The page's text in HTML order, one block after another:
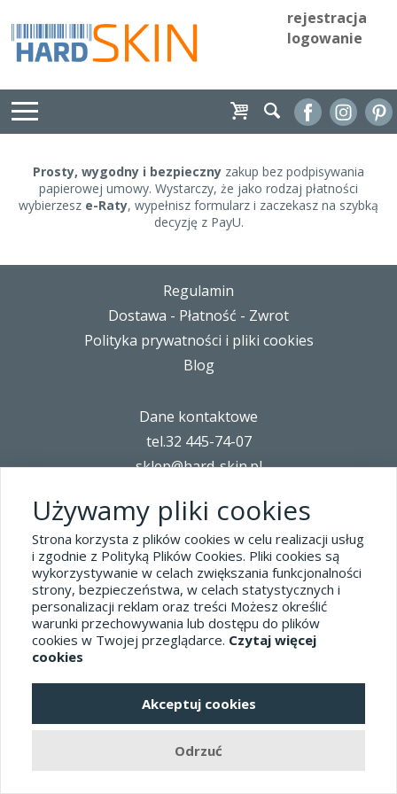
rejestracja
logowanie
Prosty, wygodny i bezpieczny zakup bez podpisywania
papierowej umowy. Wystarczy, że jako rodzaj płatności
wybierzesz e-Raty, wypełnisz formularz i zaczekasz na szybką
decyzję z PayU.
Regulamin
Dostawa - Płatność - Zwrot
Polityka prywatności i pliki cookies
Blog
Dane kontaktowe
tel.32 445-74-07
sklep@hard-skin.pl
Realizacja: KM7.pl
pełna wersja sklepu
Używamy pliki cookies
Strona korzysta z plików cookies w celu realizacji usług
i zgodnie z Polityką Plików Cookies. Pliki cookies są
wykorzystywanie w celach zwiększania funkcjonalności
strony, bezpieczeństwa, w celach statystycznych i
personalizacji reklam oraz treści Możesz określić
warunki przechowywania lub dostępu do plików
cookies w Twojej przeglądarce. Czytaj więcej
cookies
Akceptuj cookies
Odrzuć